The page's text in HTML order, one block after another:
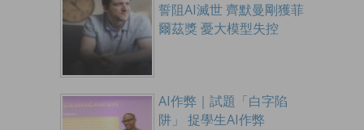
誓阻AI滅世 齊默曼剛獲菲
爾茲獎 憂大模型失控
AI作弊｜試題「白字陷
阱」 捉學生AI作弊